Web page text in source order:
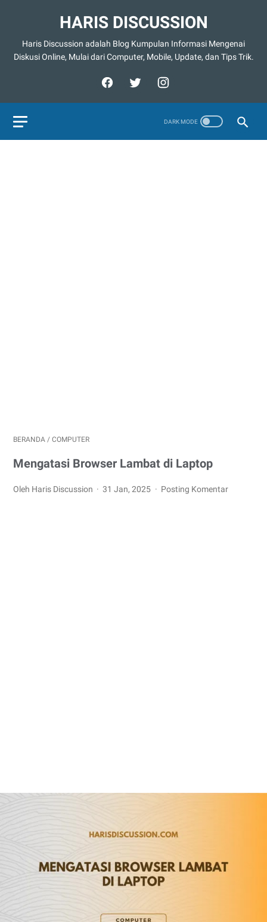
HARIS DISCUSSION
Haris Discussion adalah Blog Kumpulan Informasi Mengenai
Diskusi Online, Mulai dari Computer, Mobile, Update, dan Tips Trik.
BERANDA / COMPUTER
Mengatasi Browser Lambat di Laptop
Oleh Haris Discussion 31 Jan, 2025 Posting Komentar